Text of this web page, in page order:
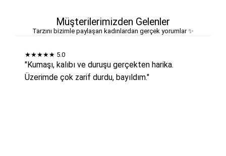
Müşterilerimizden Gelenler
Tarzını bizimle paylaşan kadınlardan gerçek yorumlar ✨
★★★★★ 5.0
"Kumaşı, kalıbı ve duruşu gerçekten harika.
Üzerimde çok zarif durdu, bayıldım."